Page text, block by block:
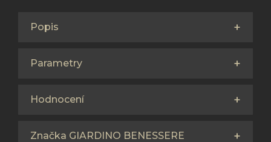
Popis
Parametry
Hodnocení
Značka GIARDINO BENESSERE